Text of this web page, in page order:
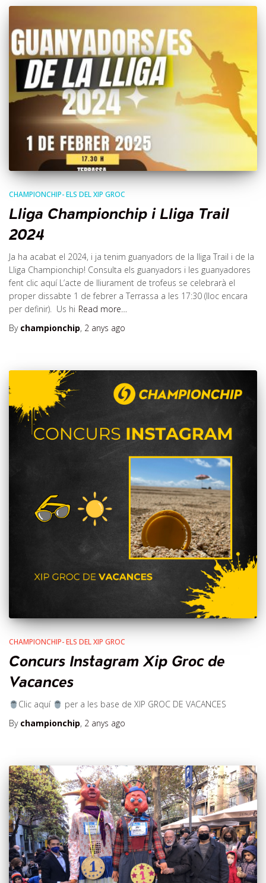
CHAMPIONCHIP- ELS DEL XIP GROC
Lliga Championchip i Lliga Trail
2024
Ja ha acabat el 2024, i ja tenim guanyadors de la lliga Trail i de la
Lliga Championchip! Consulta els guanyadors i les guanyadores
fent clic aquí L’acte de lliurament de trofeus se celebrarà el
proper dissabte 1 de febrer a Terrassa a les 17:30 (lloc encara
per definir). Us hi Read more…
By championchip, 2 anys ago
CHAMPIONCHIP- ELS DEL XIP GROC
Concurs Instagram Xip Groc de
Vacances
Clic aquí
per a les base de XIP GROC DE VACANCES
By championchip, 2 anys ago